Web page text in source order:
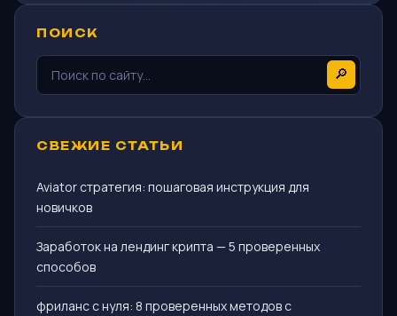
ПОИСК
🔎
СВЕЖИЕ СТАТЬИ
Aviator стратегия: пошаговая инструкция для
новичков
Заработок на лендинг крипта — 5 проверенных
способов
фриланс с нуля: 8 проверенных методов с